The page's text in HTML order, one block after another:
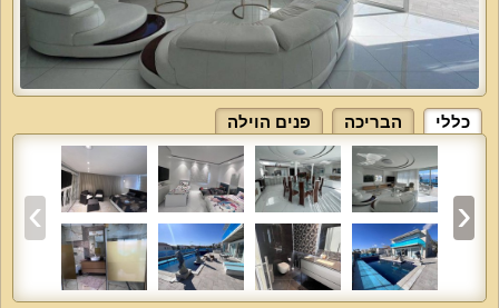
כללי הבריכה פנים הוילה